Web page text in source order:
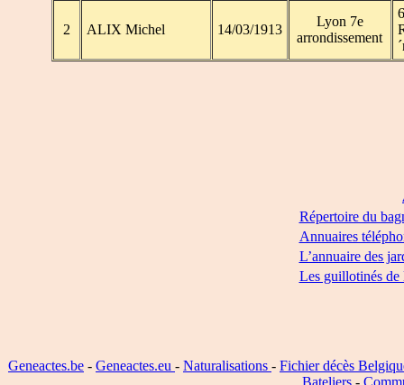
2 ALIX Michel 14/03/1913
Lyon 7e
arrondissement
Répertoire du
Annuaires
L’annuaire des
Les guillotinés de
Geneactes.be - Geneactes.eu - Naturalisations - Fichier décès